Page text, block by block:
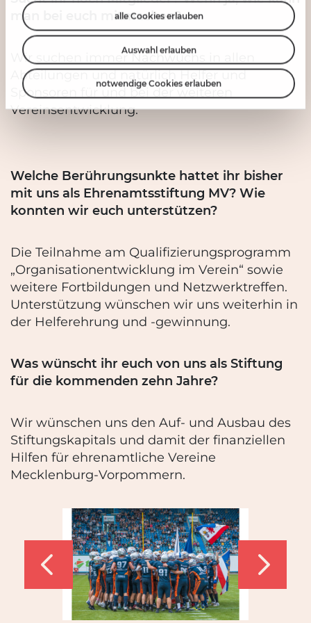
alle Cookies erlauben
Auswahl erlauben
notwendige Cookies erlauben
man bei euch mitmachen?
Wir suchen immer Nachwuchs in allen
Abteilungen und natürlich Helfer und
Sponsoren für und bei der weiteren
Vereinsentwicklung.
Welche Berührungsunkte hattet ihr bisher
mit uns als Ehrenamtsstiftung MV? Wie
konnten wir euch unterstützen?
Die Teilnahme am Qualifizierungsprogramm
„Organisationentwicklung im Verein“ sowie
weitere Fortbildungen und Netzwerktreffen.
Unterstützung wünschen wir uns weiterhin in
der Helferehrung und -gewinnung.
Was wünscht ihr euch von uns als Stiftung
für die kommenden zehn Jahre?
Wir wünschen uns den Auf- und Ausbau des
Stiftungskapitals und damit der finanziellen
Hilfen für ehrenamtliche Vereine
Mecklenburg-Vorpommern.
‹ ›